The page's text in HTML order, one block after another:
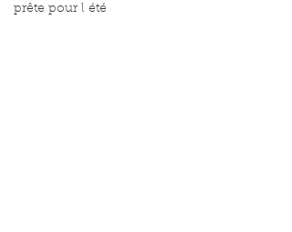
prête pour l été